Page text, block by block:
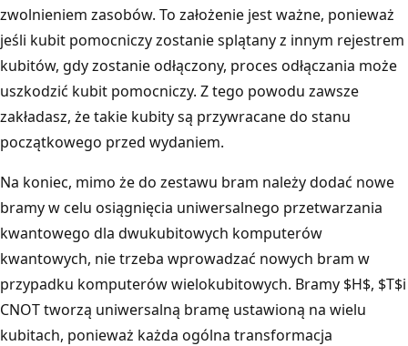
zwolnieniem zasobów. To założenie jest ważne, ponieważ
jeśli kubit pomocniczy zostanie splątany z innym rejestrem
kubitów, gdy zostanie odłączony, proces odłączania może
uszkodzić kubit pomocniczy. Z tego powodu zawsze
zakładasz, że takie kubity są przywracane do stanu
początkowego przed wydaniem.
Na koniec, mimo że do zestawu bram należy dodać nowe
bramy w celu osiągnięcia uniwersalnego przetwarzania
kwantowego dla dwukubitowych komputerów
kwantowych, nie trzeba wprowadzać nowych bram w
przypadku komputerów wielokubitowych. Bramy $H$, $T$i
CNOT tworzą uniwersalną bramę ustawioną na wielu
kubitach, ponieważ każda ogólna transformacja